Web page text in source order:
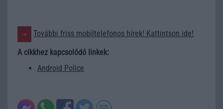
További friss mobiltelefonos hírek! Kattintson ide!
A cikkhez kapcsolódó linkek:
Android Police